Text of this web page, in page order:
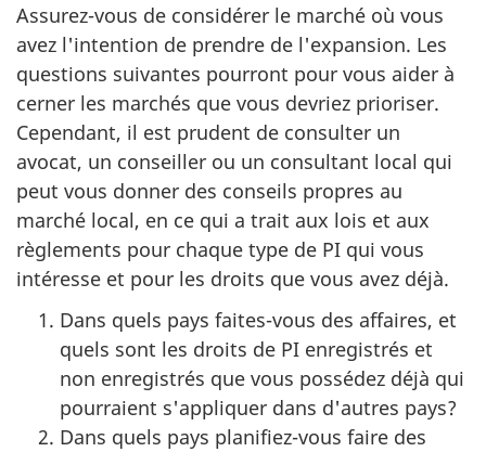
Assurez-vous de considérer le marché où vous
avez l'intention de prendre de l'expansion. Les
questions suivantes pourront pour vous aider à
cerner les marchés que vous devriez prioriser.
Cependant, il est prudent de consulter un
avocat, un conseiller ou un consultant local qui
peut vous donner des conseils propres au
marché local, en ce qui a trait aux lois et aux
règlements pour chaque type de PI qui vous
intéresse et pour les droits que vous avez déjà.
Dans quels pays faites-vous des affaires, et
quels sont les droits de PI enregistrés et
non enregistrés que vous possédez déjà qui
pourraient s'appliquer dans d'autres pays?
Dans quels pays planifiez-vous faire des